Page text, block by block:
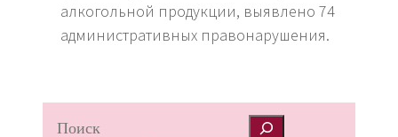
алкогольной продукции, выявлено 74
административных правонарушения.
S